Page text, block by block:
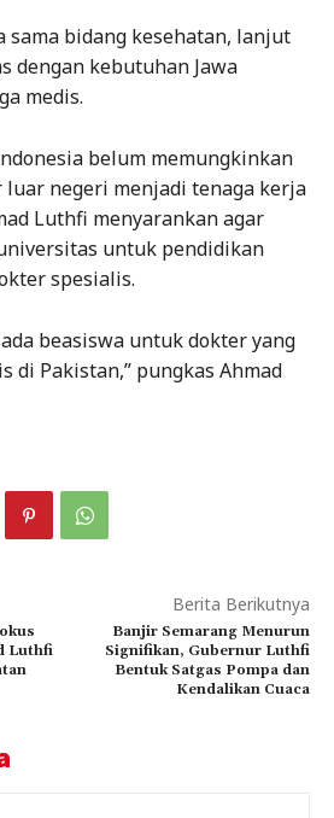
bidang kesehatan, lanjut
dengan kebutuhan Jawa
medis.
belum memungkinkan
negeri menjadi tenaga kerja
Luthfi menyarankan agar
untuk pendidikan
spesialis.
beasiswa untuk dokter yang
di Pakistan,” pungkas Ahmad
Luthfi
Berita Berikutnya
Banjir Semarang Menurun
Signifikan, Gubernur Luthfi
Bentuk Satgas Pompa dan
Kendalikan Cuaca